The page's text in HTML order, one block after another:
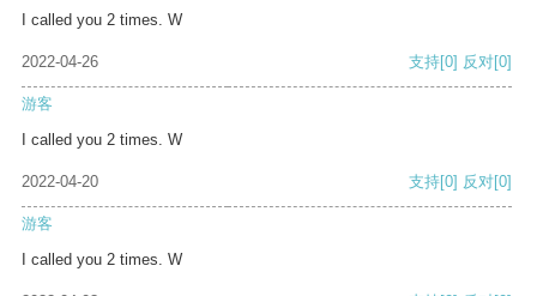
I called you 2 times. W
2022-04-26 支持[0] 反对[0]
游客
I called you 2 times. W
2022-04-20 支持[0] 反对[0]
游客
I called you 2 times. W